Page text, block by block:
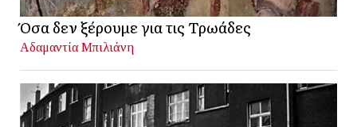
Όσα δεν ξέρουμε για τις Τρωάδες
Αδαμαντία Μπιλιάνη